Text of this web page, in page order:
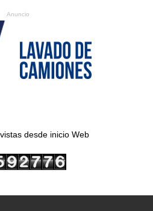
Anuncio
desde inicio Web